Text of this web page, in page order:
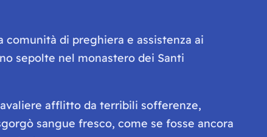
di preghiera e assistenza ai
sepolte nel monastero dei Santi
afflitto da terribili sofferenze,
sangue fresco, come se fosse ancora